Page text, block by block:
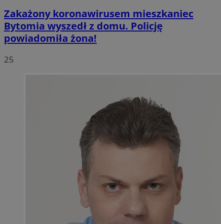
Zakażony koronawirusem mieszkaniec
Bytomia wyszedł z domu. Policję
powiadomiła żona!
25